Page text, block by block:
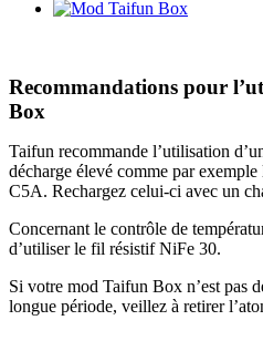
Recommandations pour
Box
Taifun recommande l’utilisation
décharge élevé comme par
C5A. Rechargez celui-ci avec un
Concernant le contrôle de
d’utiliser le fil résistif NiFe 30.
Si votre mod Taifun Box n’est pas
longue période, veillez à retirer